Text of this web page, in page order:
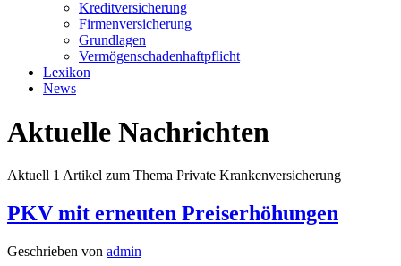
Kreditversicherung
Firmenversicherung
Grundlagen
Vermögenschadenhaftpflicht
Lexikon
News
Aktuelle Nachrichten
Aktuell 1 Artikel zum Thema Private Krankenversicherung
PKV mit erneuten Preiserhöhungen
Geschrieben von admin